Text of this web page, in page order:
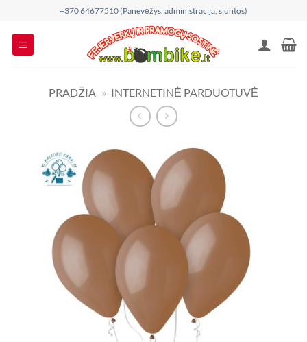
content
+370 64677510 (Panevėžys, administracija, siuntos)
PRADŽIA » INTERNETINĖ PARDUOTUVĖ